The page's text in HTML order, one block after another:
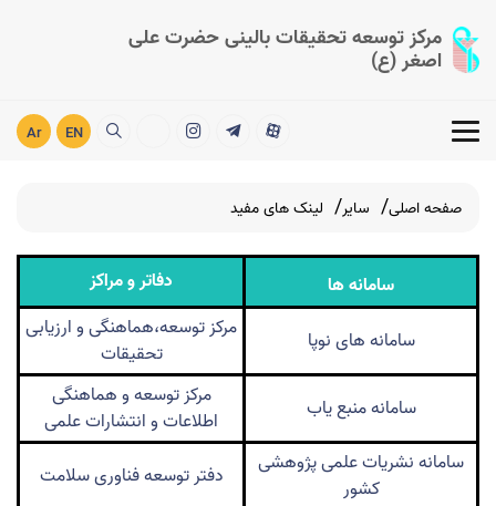
مرکز توسعه تحقیقات بالینی حضرت علی
اصغر (ع)
EN
Ar
صفحه اصلی سایر لینک های مفید
سامانهها دفاتر و مراکز
سامانه های نوپا
مرکز توسعه،هماهنگی و ارزیابی
تحقیقات
سامانه منبع یاب
مرکز توسعه و هماهنگی
اطلاعات و انتشارات علمی
سامانه نشریات علمی پژوهشی
کشور
دفتر توسعه فناوری سلامت